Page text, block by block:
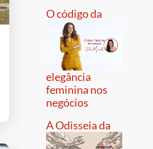
O código da
elegância
feminina nos
negócios
A Odisseia da